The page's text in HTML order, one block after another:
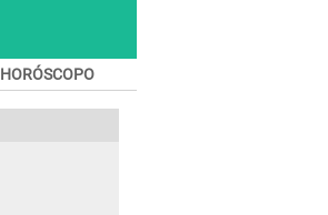
HORÓSCOPO